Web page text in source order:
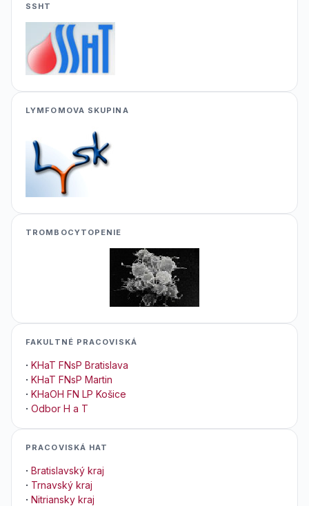
SSHT
LYMFOMOVA SKUPINA
TROMBOCYTOPENIE
FAKULTNÉ PRACOVISKÁ
· KHaT FNsP Bratislava
· KHaT FNsP Martin
· KHaOH FN LP Košice
· Odbor H a T
PRACOVISKÁ HAT
· Bratislavský kraj
· Trnavský kraj
· Nitriansky kraj